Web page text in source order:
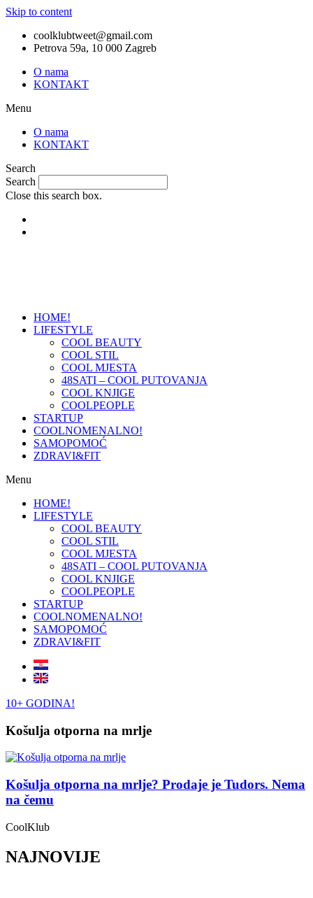
Skip to content
coolklubtweet@gmail.com
Petrova 59a, 10 000 Zagreb
O nama
KONTAKT
Menu
O nama
KONTAKT
Search
Search
Close this search box.
HOME!
LIFESTYLE
COOL BEAUTY
COOL STIL
COOL MJESTA
48SATI – COOL PUTOVANJA
COOL KNJIGE
COOLPEOPLE
STARTUP
COOLNOMENALNO!
SAMOPOMOĆ
ZDRAVI&FIT
Menu
HOME!
LIFESTYLE
COOL BEAUTY
COOL STIL
COOL MJESTA
48SATI – COOL PUTOVANJA
COOL KNJIGE
COOLPEOPLE
STARTUP
COOLNOMENALNO!
SAMOPOMOĆ
ZDRAVI&FIT
10+ GODINA!
Košulja otporna na mrlje
Košulja otporna na mrlje? Prodaje je Tudors. Nema
na čemu
CoolKlub
NAJNOVIJE